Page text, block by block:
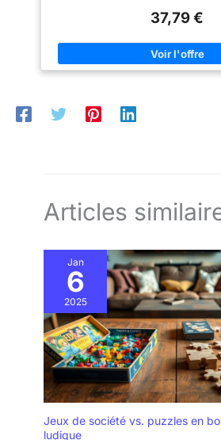
37,79 €
Articles
Jan
6
2025
Jeux de société vs. puzzles en
ludique